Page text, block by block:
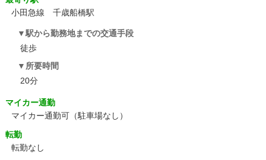
小田急線 千歳船橋駅
駅から勤務地までの交通手段
徒歩
所要時間
20分
マイカー通勤
マイカー通勤可（駐車場なし）
転勤
転勤なし